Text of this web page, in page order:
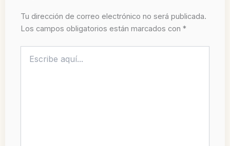
Tu dirección de correo electrónico no será publicada.
Los campos obligatorios están marcados con *
aquí...